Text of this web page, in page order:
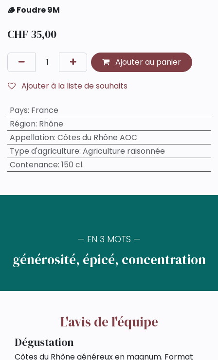
🪵 Foudre 9M
CHF 35,00
Ajouter au panier
Ajouter à la liste de souhaits
Pays: France
Région: Rhône
Appellation: Côtes du Rhône AOC
Type d'agriculture: Agriculture raisonnée
Contenance: 150 cl.
— EN 3 MOTS —
générosité, épicé, concentration
L'avis de l'équipe
Dégustation
Côtes du Rhône généreux en magnum. Format